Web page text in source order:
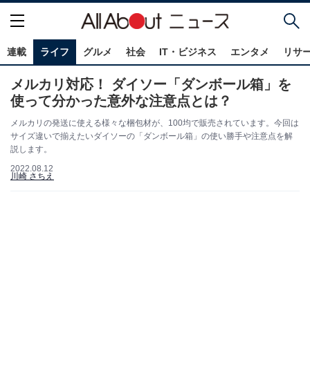
連載 ライフ グルメ 社会 IT・ビジネス エンタメ リサ
メルカリ対応！ ダイソー「ダンボール箱」を
使って分かった意外な注意点とは？
メルカリの発送に使える様々な梱包材が、100均で販売されています。今回は
サイズ違いで揃えたいダイソーの「ダンボール箱」の使い勝手や注意点を解
説します。
2022.08.12
川崎 さちえ